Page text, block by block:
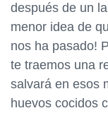
después de un
menor idea de
nos ha pasado!
te traemos una
salvará en esos
huevos cocidos